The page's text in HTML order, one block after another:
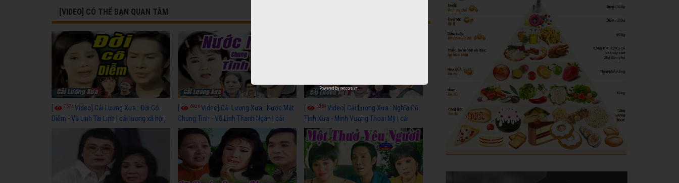
[VIDEO] CÓ THỂ BẠN QUAN TÂM
7674Video] Cải Lương Xưa : Đời Cô
Diễm - Vũ Linh Tài Linh | cải lương xã hội
6926Video] Cải Lương Xưa : Nước Mắt
Chung Tình - Vũ Linh Thanh Ngân | cải
lương xã hội hay nhất
6069 Video] Cải Lương Xưa : Nghĩa Cũ
Tình Xưa - Minh Vương Thoại Mỹ | cải
lương xã hội hay nhất
Powered by netcore.vn